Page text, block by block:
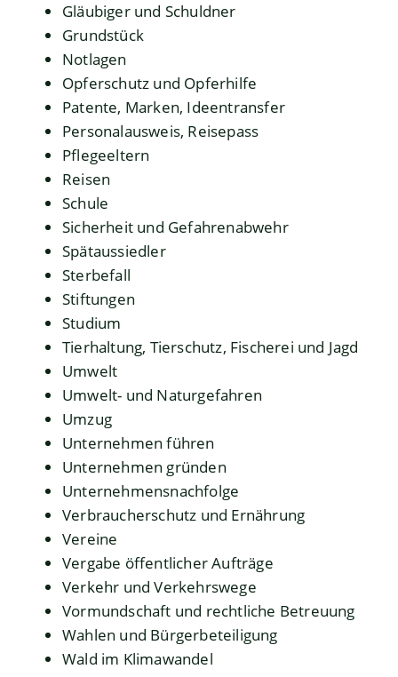
Gläubiger und Schuldner
Grundstück
Notlagen
Opferschutz und Opferhilfe
Patente, Marken, Ideentransfer
Personalausweis, Reisepass
Pflegeeltern
Reisen
Schule
Sicherheit und Gefahrenabwehr
Spätaussiedler
Sterbefall
Stiftungen
Studium
Tierhaltung, Tierschutz, Fischerei und Jagd
Umwelt
Umwelt- und Naturgefahren
Umzug
Unternehmen führen
Unternehmen gründen
Unternehmensnachfolge
Verbraucherschutz und Ernährung
Vereine
Vergabe öffentlicher Aufträge
Verkehr und Verkehrswege
Vormundschaft und rechtliche Betreuung
Wahlen und Bürgerbeteiligung
Wald im Klimawandel